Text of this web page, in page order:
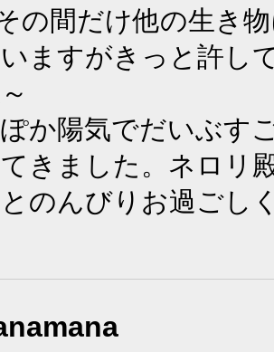
の間だけ他の生き
ますがきっと許し
か陽気でだいぶす
きました。ネロリ
のんびりお過ごし